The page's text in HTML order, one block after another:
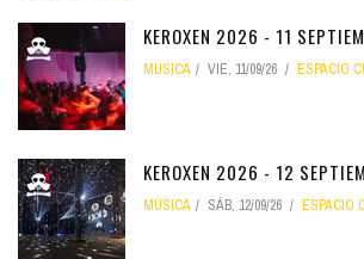
KEROXEN 2026 - 11
MÚSICA VIE, 11/09/26 ESPACIO
KEROXEN 2026 - 12
MÚSICA SÁB, 12/09/26 ESPACIO